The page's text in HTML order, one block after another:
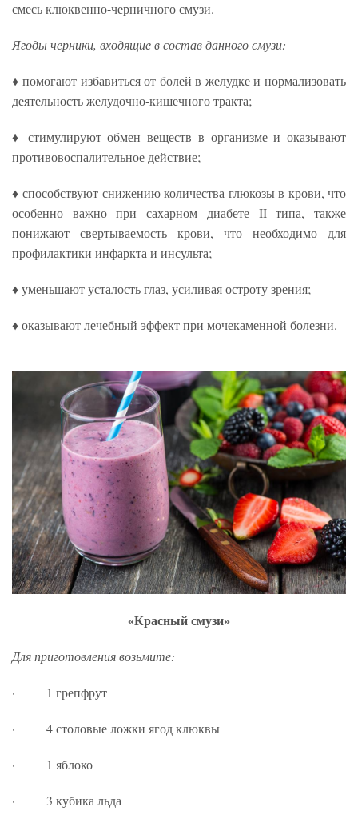
смесь клюквенно-черничного смузи.
Ягоды черники, входящие в состав данного смузи:
♦ помогают избавиться от болей в желудке и нормализовать
деятельность желудочно-кишечного тракта;
♦ стимулируют обмен веществ в организме и оказывают
противовоспалительное действие;
♦ способствуют снижению количества глюкозы в крови, что
особенно важно при сахарном диабете II типа, также
понижают свертываемость крови, что необходимо для
профилактики инфаркта и инсульта;
♦ уменьшают усталость глаз, усиливая остроту зрения;
♦ оказывают лечебный эффект при мочекаменной болезни.
«Красный смузи»
Для приготовления возьмите:
· 1 грепфрут
· 4 столовые ложки ягод клюквы
· 1 яблоко
· 3 кубика льда